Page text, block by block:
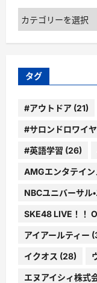
カ
テ
ゴ
ー
タグ
#アウトドア (21)
#サロンドロワイ
#英語学習 (26)
AMGエンタテイン
NBCユニバーサル
SKE48 LIVE！！
アイアールティー
イクオス (28)
エヌアイシィ株式